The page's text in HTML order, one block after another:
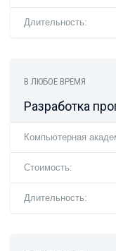
Длительность:
В ЛЮБОЕ ВРЕМЯ
Разработка
Компьютерная
Стоимость:
Длительность: